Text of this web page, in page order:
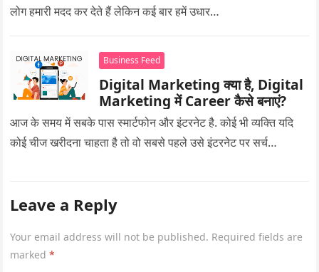
लोग हमारी मदद कर देते हैं लेकिन कई बार हमें उधार…
Business Feed
Digital Marketing क्या है, Digital
Marketing में Career कैसे बनाएं?
आज के समय में सबके पास स्मार्टफोन और इंटरनेट है. कोई भी व्यक्ति यदि
कोई चीज खरीदना चाहता है तो वो सबसे पहले उसे इंटरनेट पर सर्च…
Leave a Reply
Your email address will not be published. Required fields are
marked*